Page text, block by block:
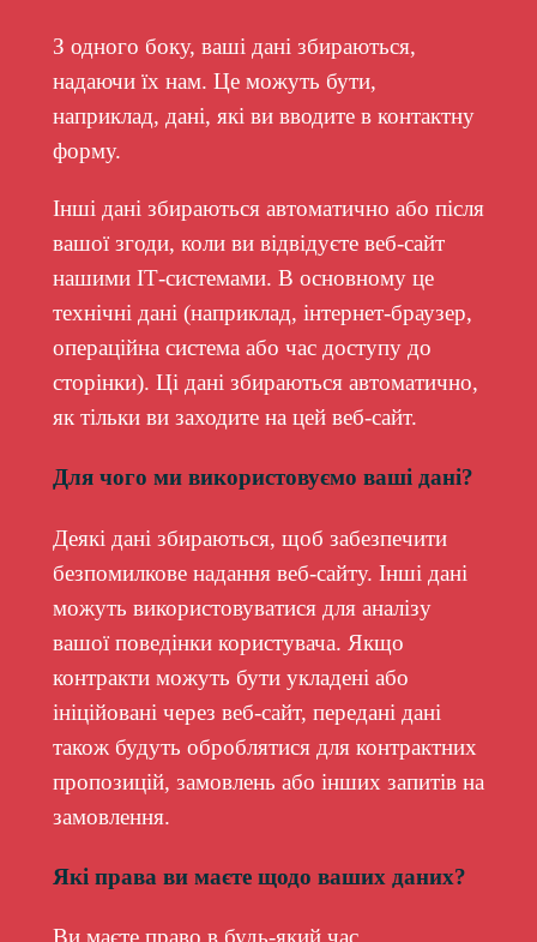
З одного боку, ваші дані збираються,
надаючи їх нам. Це можуть бути,
наприклад, дані, які ви вводите в контактну
форму.
Інші дані збираються автоматично або після
вашої згоди, коли ви відвідуєте веб-сайт
нашими ІТ-системами. В основному це
технічні дані (наприклад, інтернет-браузер,
операційна система або час доступу до
сторінки). Ці дані збираються автоматично,
як тільки ви заходите на цей веб-сайт.
Для чого ми використовуємо ваші дані?
Деякі дані збираються, щоб забезпечити
безпомилкове надання веб-сайту. Інші дані
можуть використовуватися для аналізу
вашої поведінки користувача. Якщо
контракти можуть бути укладені або
ініційовані через веб-сайт, передані дані
також будуть оброблятися для контрактних
пропозицій, замовлень або інших запитів на
замовлення.
Які права ви маєте щодо ваших даних?
Ви маєте право в будь-який час